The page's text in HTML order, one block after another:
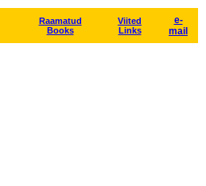
Raamatud
Books
Viited
Links
e-
mail